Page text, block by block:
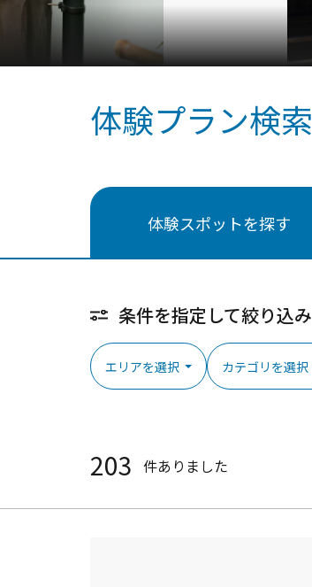
体験プラン検索
体験スポットを探す
条件を指定して絞り込み
エリアを選択 カテゴリを選択
203 件ありました